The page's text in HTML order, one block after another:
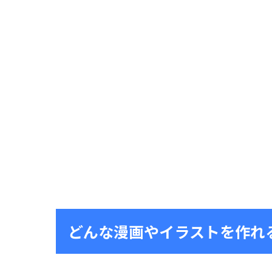
どんな漫画やイラストを作れ